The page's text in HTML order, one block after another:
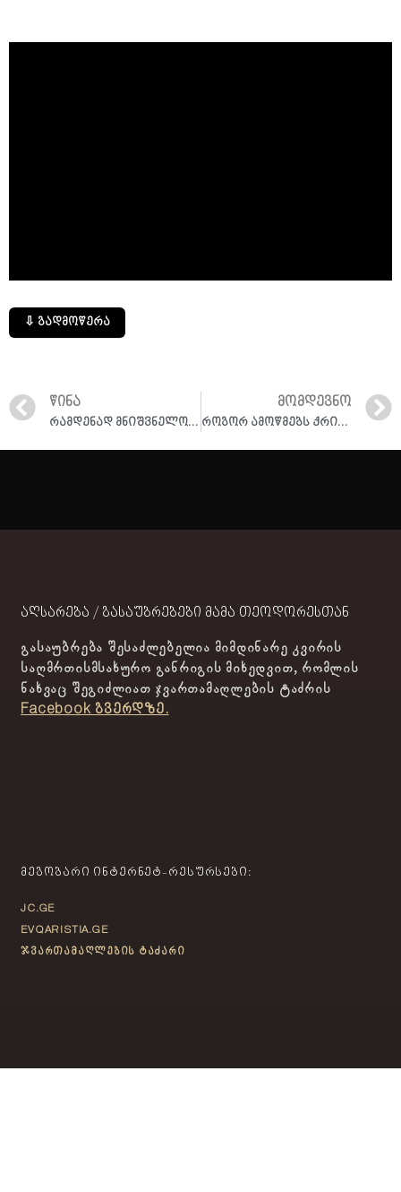
⇩ გადმოწერა
ᲬᲘᲜᲐ
რამდენად მნიშვნელოვანია უზაკველობა სულიერ ცხოვრებაში? I ამონარიდი ქადაგებიდან 24.03.2024
ᲛᲝᲛᲓᲔᲕᲜᲝ
როგორ ამოწმებს ქრისტიანი საკუთარ თავს? I ამონარიდი ქადაგებიდან 24.03.2024
აღსარება / გასაუბრებები მამა თეოდორესთან
გასაუბრება შესაძლებელია მიმდინარე კვირის
საღმრთისმსახურო განრიგის მიხედვით, რომლის
ნახვაც შეგიძლიათ ჯვართამაღლების ტაძრის
Facebook გვერდზე.
ᲛᲔᲒᲝᲑᲐᲠᲘ ᲘᲜᲢᲔᲠᲜᲔᲢ-ᲠᲔᲡᲣᲠᲡᲔᲑᲘ:
JC.GE
EVQARISTIA.GE
ჯვართამაღლების ტაძარი